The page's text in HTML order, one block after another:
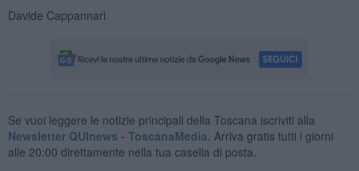
Davide Cappannari
Se vuoi leggere le notizie principali della Toscana iscriviti alla
Newsletter QUInews - ToscanaMedia. Arriva gratis tutti i giorni
alle 20:00 direttamente nella tua casella di posta.